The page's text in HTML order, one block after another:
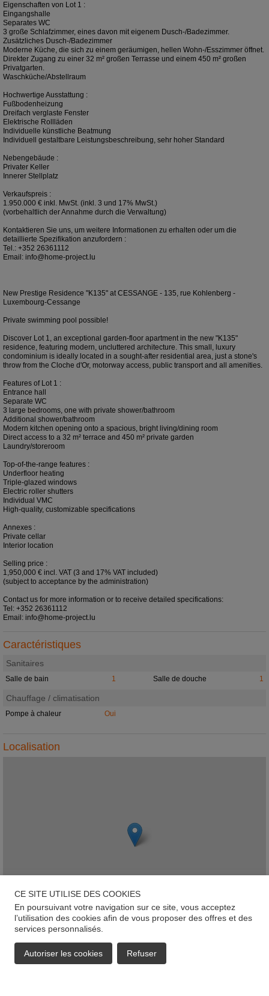
Eigenschaften von Lot 1 :
Eingangshalle
Separates WC
3 große Schlafzimmer, eines davon mit eigenem Dusch-/Badezimmer.
Zusätzliches Dusch-/Badezimmer
Moderne Küche, die sich zu einem geräumigen, hellen Wohn-/Esszimmer öffnet.
Direkter Zugang zu einer 32 m² großen Terrasse und einem 450 m² großen
Privatgarten.
Waschküche/Abstellraum
Hochwertige Ausstattung :
Fußbodenheizung
Dreifach verglaste Fenster
Elektrische Rollläden
Individuelle künstliche Beatmung
Individuell gestaltbare Leistungsbeschreibung, sehr hoher Standard
Nebengebäude :
Privater Keller
Innerer Stellplatz
Verkaufspreis :
1.950.000 € inkl. MwSt. (inkl. 3 und 17% MwSt.)
(vorbehaltlich der Annahme durch die Verwaltung)
Kontaktieren Sie uns, um weitere Informationen zu erhalten oder um die
detaillierte Spezifikation anzufordern :
Tel.: +352 26361112
Email: info@home-project.lu
New Prestige Residence "K135" at CESSANGE - 135, rue Kohlenberg -
Luxembourg-Cessange
Private swimming pool possible!
Discover Lot 1, an exceptional garden-floor apartment in the new "K135"
residence, featuring modern, uncluttered architecture. This small, luxury
condominium is ideally located in a sought-after residential area, just a stone's
throw from the Cloche d'Or, motorway access, public transport and all amenities.
Features of Lot 1 :
Entrance hall
Separate WC
3 large bedrooms, one with private shower/bathroom
Additional shower/bathroom
Modern kitchen opening onto a spacious, bright living/dining room
Direct access to a 32 m² terrace and 450 m² private garden
Laundry/storeroom
Top-of-the-range features :
Underfloor heating
Triple-glazed windows
Electric roller shutters
Individual VMC
High-quality, customizable specifications
Annexes :
Private cellar
Interior location
Selling price :
1,950,000 € incl. VAT (3 and 17% VAT included)
(subject to acceptance by the administration)
Contact us for more information or to receive detailed specifications:
Tel: +352 26361112
Email: info@home-project.lu
Caractéristiques
Sanitaires
Salle de bain 1 Salle de douche 1
Chauffage / climatisation
Pompe à chaleur Oui
Localisation
135 rue Kohlenberg, L-1870, Luxembourg-Kohlenberg
CE SITE UTILISE DES COOKIES
En poursuivant votre navigation sur ce site, vous acceptez
l’utilisation des cookies afin de vous proposer des offres et des
services personnalisés.
Autoriser les cookies Refuser